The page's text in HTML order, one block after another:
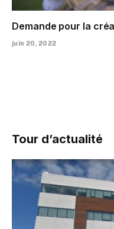
Demande pour la
juin 20, 2022
Tour d’actualité